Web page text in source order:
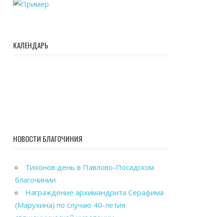
КАЛЕНДАРЬ
НОВОСТИ БЛАГОЧИНИЯ
Тихонов день в Павлово-Посадском
благочинии
Награждение архимандрита Серафима
(Марухина) по случаю 40-летия